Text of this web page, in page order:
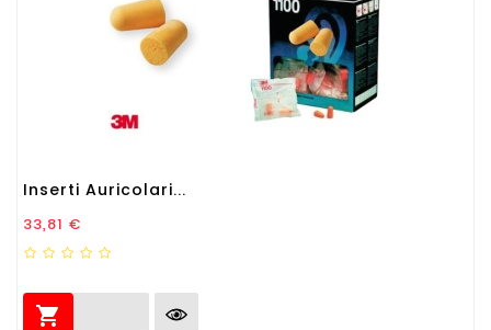
Inserti Auricolari...
Prezzo
33,81 €
